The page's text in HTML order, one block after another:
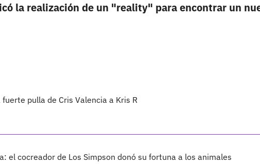
la realización de un "reality" para encontrar un
pulla de Cris Valencia a Kris R
el cocreador de Los Simpson donó su fortuna a los animales